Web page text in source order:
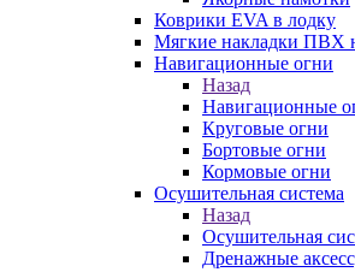
Коврики EVA в лодку
Мягкие накладки ПВХ
Навигационные огни
Назад
Навигационные
Круговые огни
Бортовые огни
Кормовые огни
Осушительная система
Назад
Осушительная
Дренажные